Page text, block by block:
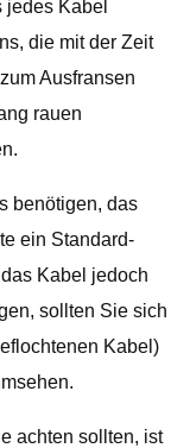
jedes Kabel
die mit der Zeit
Ausfransen
rauen
benötigen, das
ein Standard-
Kabel jedoch
sollten Sie sich
Kabel)
achten sollten, ist